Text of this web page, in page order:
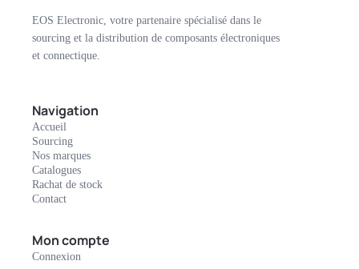
EOS Electronic, votre partenaire spécialisé dans le
sourcing et la distribution de composants électroniques
et connectique.
Navigation
Accueil
Sourcing
Nos marques
Catalogues
Rachat de stock
Contact
Mon compte
Connexion